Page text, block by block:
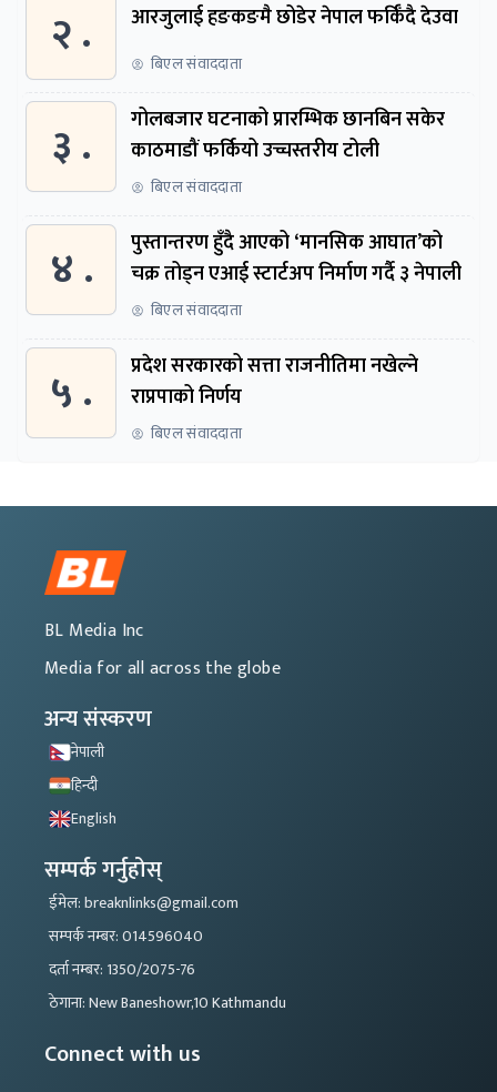
२ . आरजुलाई हङकङमै छोडेर नेपाल फर्किँदै देउवा
बिएल संवाददाता
३ .
गोलबजार घटनाको प्रारम्भिक छानबिन सकेर
काठमाडौं फर्कियो उच्चस्तरीय टोली
बिएल संवाददाता
४ .
पुस्तान्तरण हुँदै आएको ‘मानसिक आघात’को
चक्र तोड्न एआई स्टार्टअप निर्माण गर्दै ३ नेपाली
बिएल संवाददाता
५ .
प्रदेश सरकारको सत्ता राजनीतिमा नखेल्ने
राप्रपाको निर्णय
बिएल संवाददाता
BL Media Inc
Media for all across the globe
अन्य संस्करण
नेपाली
हिन्दी
English
सम्पर्क गर्नुहोस्
ईमेल: breaknlinks@gmail.com
सम्पर्क नम्बर: 014596040
दर्ता नम्बर: 1350/2075-76
ठेगाना: New Baneshowr,10 Kathmandu
Connect with us